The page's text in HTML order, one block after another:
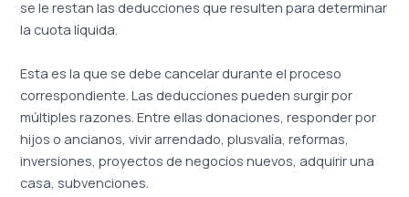
se le restan las deducciones que resulten para determinar
la cuota líquida.
Esta es la que se debe cancelar durante el proceso
correspondiente. Las deducciones pueden surgir por
múltiples razones. Entre ellas donaciones, responder por
hijos o ancianos, vivir arrendado, plusvalía, reformas,
inversiones, proyectos de negocios nuevos, adquirir una
casa, subvenciones.